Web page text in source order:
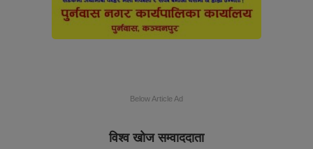
Below Article Ad
विश्व खोज सम्वाददाता